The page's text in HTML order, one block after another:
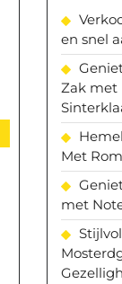
en snel
Zak met
Met
met